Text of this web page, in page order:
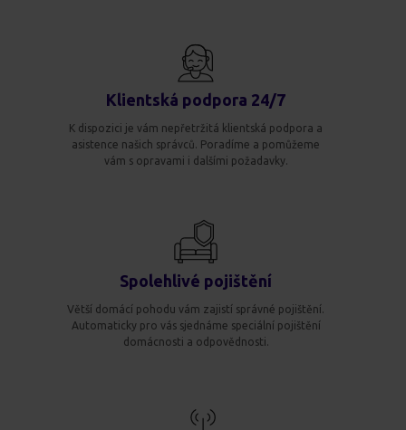
Klientská podpora 24/7
K dispozici je vám nepřetržitá klientská podpora a
asistence našich správců. Poradíme a pomůžeme
vám s opravami i dalšími požadavky.
Spolehlivé pojištění
Větší domácí pohodu vám zajistí správné pojištění.
Automaticky pro vás sjednáme speciální pojištění
domácnosti a odpovědnosti.